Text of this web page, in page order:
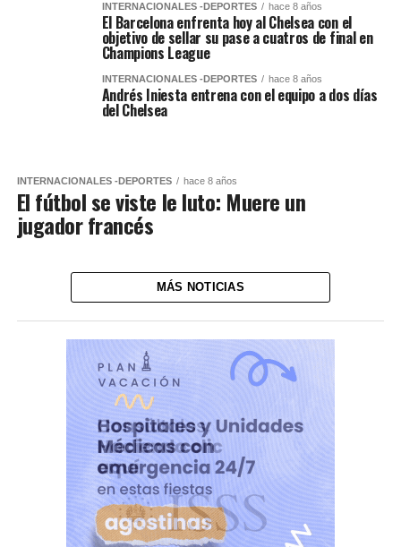
INTERNACIONALES -DEPORTES hace 8 años
El Barcelona enfrenta hoy al Chelsea con el
objetivo de sellar su pase a cuatros de final en
Champions League
INTERNACIONALES -DEPORTES hace 8 años
Andrés Iniesta entrena con el equipo a dos días
del Chelsea
INTERNACIONALES -DEPORTES hace 8 años
El fútbol se viste le luto: Muere un
jugador francés
MÁS NOTICIAS